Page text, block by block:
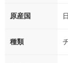
原産国
種類